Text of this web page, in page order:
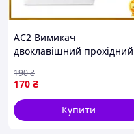
AC2 Вимикач
двоклавішний прохідний
освітлення в стіні тумблер
для дому MOD58L DE
170 ₴
190₴
Купити